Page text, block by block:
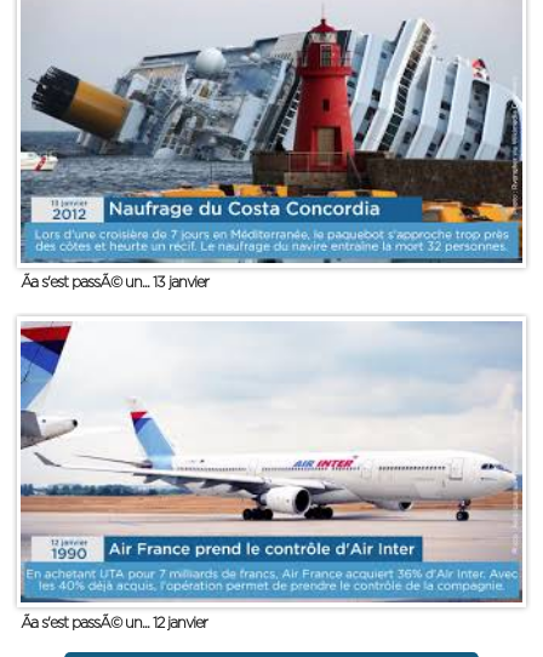
Ãa s'est passÃ© un... 13 janvier
Ãa s'est passÃ© un... 12 janvier